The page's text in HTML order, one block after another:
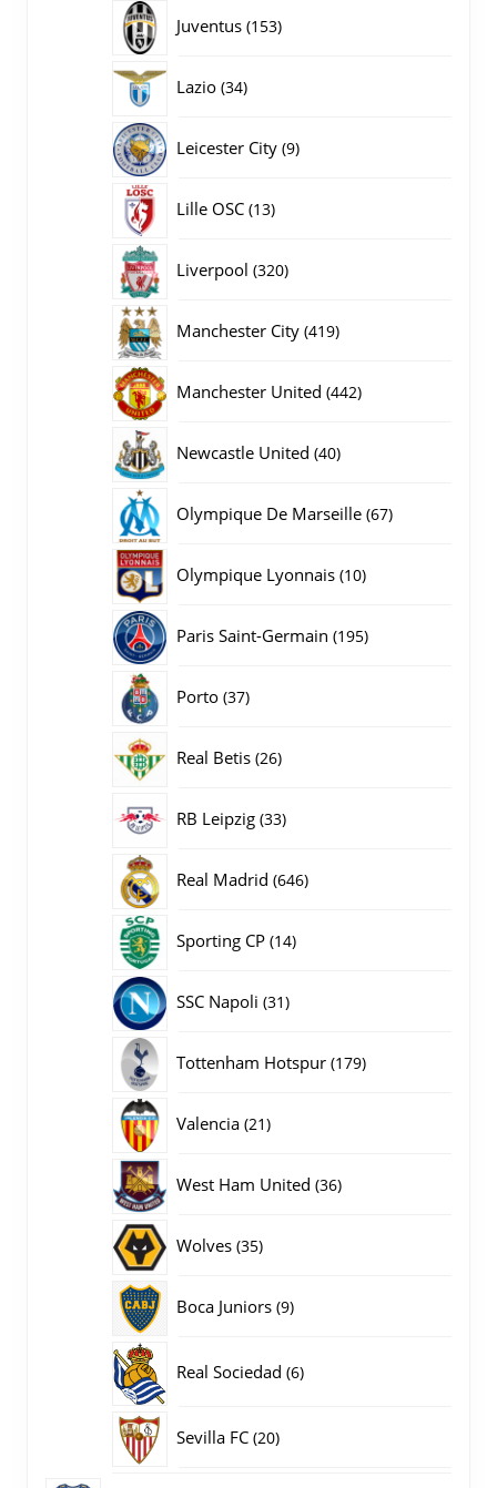
Juventus 153153
Lazio 3434
Leicester City 99
Lille OSC 1313
Liverpool 320320
Manchester City 419419
Manchester United 442442
Newcastle United 4040
Olympique De Marseille 6767
Olympique Lyonnais 1010
Paris Saint-Germain 195195
Porto 3737
Real Betis 2626
RB Leipzig 3333
Real Madrid 646646
Sporting CP 1414
SSC Napoli 3131
Tottenham Hotspur 179179
Valencia 2121
West Ham United 3636
Wolves 3535
Boca Juniors 99
Real Sociedad 66
Sevilla FC 2020